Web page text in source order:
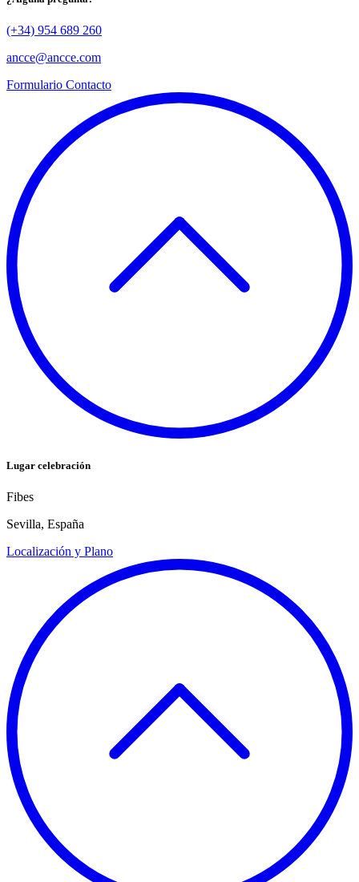
(+34) 954 689 260
ancce@ancce.com
Formulario Contacto
Lugar celebración
Fibes
Sevilla, España
Localización y Plano